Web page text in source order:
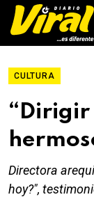
CULTURA
“Dirigir
Directora
hoy?",